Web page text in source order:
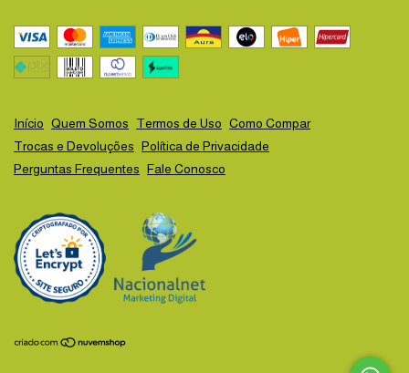
Início Quem Somos Termos de Uso Como Compar
Trocas e Devoluções Política de Privacidade
Perguntas Frequentes Fale Conosco